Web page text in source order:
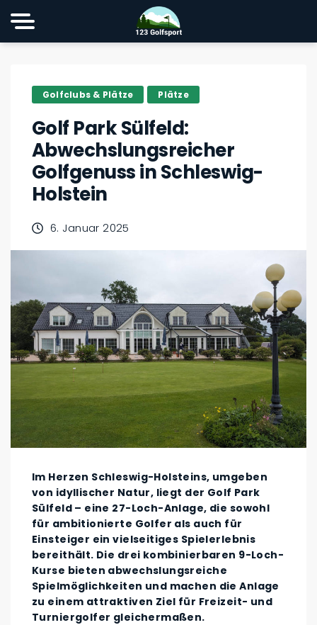
Golfclubs & Plätze Plätze
Golf Park Sülfeld:
Abwechslungsreicher
Golfgenuss in Schleswig-
Holstein
6. Januar 2025
Im Herzen Schleswig-Holsteins, umgeben
von idyllischer Natur, liegt der Golf Park
Sülfeld – eine 27-Loch-Anlage, die sowohl
für ambitionierte Golfer als auch für
Einsteiger ein vielseitiges Spielerlebnis
bereithält. Die drei kombinierbaren 9-Loch-
Kurse bieten abwechslungsreiche
Spielmöglichkeiten und machen die Anlage
zu einem attraktiven Ziel für Freizeit- und
Turniergolfer gleichermaßen.